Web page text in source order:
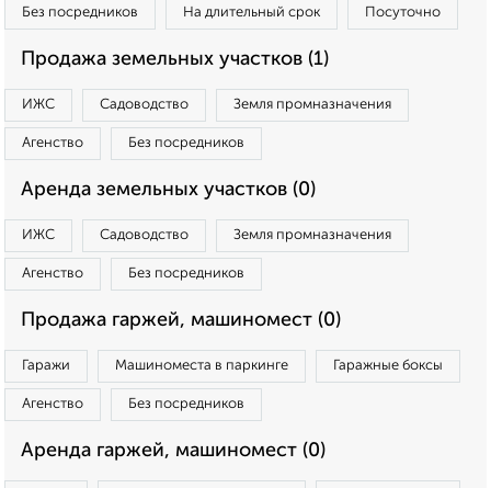
Без посредников На длительный срок Посуточно
Продажа земельных участков (1)
ИЖС Садоводство Земля промназначения
Агенство Без посредников
Аренда земельных участков (0)
ИЖС Садоводство Земля промназначения
Агенство Без посредников
Продажа гаржей, машиномест (0)
Гаражи Машиноместа в паркинге Гаражные боксы
Агенство Без посредников
Аренда гаржей, машиномест (0)